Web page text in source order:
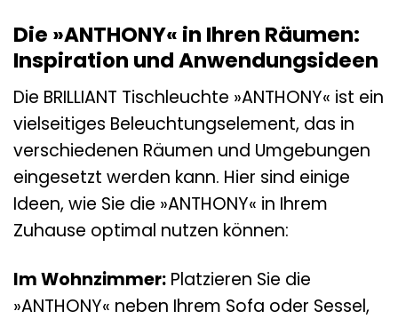
Die »ANTHONY« in Ihren Räumen:
Inspiration und Anwendungsideen
Die BRILLIANT Tischleuchte »ANTHONY« ist ein
vielseitiges Beleuchtungselement, das in
verschiedenen Räumen und Umgebungen
eingesetzt werden kann. Hier sind einige
Ideen, wie Sie die »ANTHONY« in Ihrem
Zuhause optimal nutzen können:
Im Wohnzimmer: Platzieren Sie die
»ANTHONY« neben Ihrem Sofa oder Sessel,